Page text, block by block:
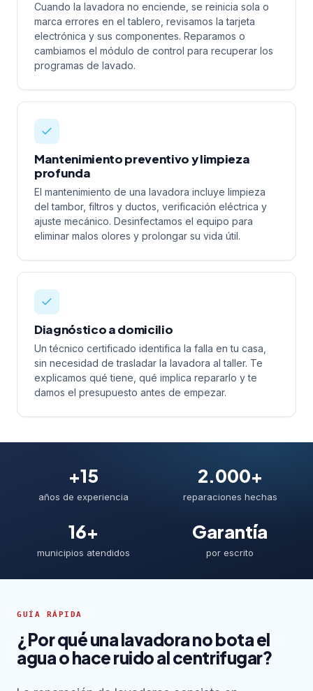
Cuando la lavadora no enciende, se reinicia sola o
marca errores en el tablero, revisamos la tarjeta
electrónica y sus componentes. Reparamos o
cambiamos el módulo de control para recuperar los
programas de lavado.
Mantenimiento preventivo y limpieza
profunda
El mantenimiento de una lavadora incluye limpieza
del tambor, filtros y ductos, verificación eléctrica y
ajuste mecánico. Desinfectamos el equipo para
eliminar malos olores y prolongar su vida útil.
Diagnóstico a domicilio
Un técnico certificado identifica la falla en tu casa,
sin necesidad de trasladar la lavadora al taller. Te
explicamos qué tiene, qué implica repararlo y te
damos el presupuesto antes de empezar.
+15
años de experiencia
2.000+
reparaciones hechas
16+
municipios atendidos
Garantía
por escrito
GUÍA RÁPIDA
¿Por qué una lavadora no bota el
agua o hace ruido al centrifugar?